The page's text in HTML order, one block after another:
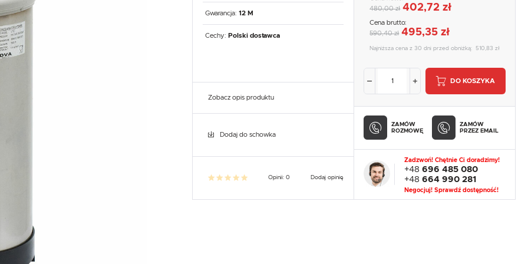
Gwarancja: 12 M
Cechy: Polski dostawca
Zobacz opis produktu
Dodaj do schowka
Opinii: 0 Dodaj opinię
480,00 zł 402,72 zł
Cena brutto:
590,40 zł 495,35 zł
Najniższa cena z 30 dni przed obniżką: 510,83 zł
DO KOSZYKA
ZAMÓW
ROZMOWĘ
ZAMÓW
PRZEZ EMAIL
Zadzwoń! Chętnie Ci doradzimy!
+48 696 485 080
+48 664 990 281
Negocjuj! Sprawdź dostępność!